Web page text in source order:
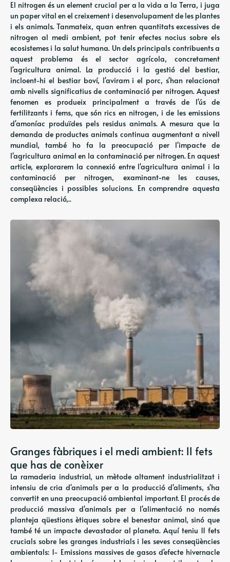
El nitrogen és un element crucial per a la vida a la Terra, i juga
un paper vital en el creixement i desenvolupament de les plantes
i els animals. Tanmateix, quan entren quantitats excessives de
nitrogen al medi ambient, pot tenir efectes nocius sobre els
ecosistemes i la salut humana. Un dels principals contribuents a
aquest problema és el sector agrícola, concretament
l'agricultura animal. La producció i la gestió del bestiar,
incloent-hi el bestiar boví, l'aviram i el porc, s'han relacionat
amb nivells significatius de contaminació per nitrogen. Aquest
fenomen es produeix principalment a través de l'ús de
fertilitzants i fems, que són rics en nitrogen, i de les emissions
d'amoníac produïdes pels residus animals. A mesura que la
demanda de productes animals continua augmentant a nivell
mundial, també ho fa la preocupació per l'impacte de
l'agricultura animal en la contaminació per nitrogen. En aquest
article, explorarem la connexió entre l'agricultura animal i la
contaminació per nitrogen, examinant-ne les causes,
conseqüències i possibles solucions. En comprendre aquesta
complexa relació,..
Granges fàbriques i el medi ambient: 11 fets
que has de conèixer
La ramaderia industrial, un mètode altament industrialitzat i
intensiu de cria d'animals per a la producció d'aliments, s'ha
convertit en una preocupació ambiental important. El procés de
producció massiva d'animals per a l'alimentació no només
planteja qüestions ètiques sobre el benestar animal, sinó que
també té un impacte devastador al planeta. Aquí teniu 11 fets
crucials sobre les granges industrials i les seves conseqüències
ambientals: 1- Emissions massives de gasos d'efecte hivernacle